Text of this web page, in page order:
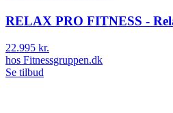
RELAX PRO FITNESS -
22.995 kr.
hos Fitnessgruppen.dk
Se tilbud